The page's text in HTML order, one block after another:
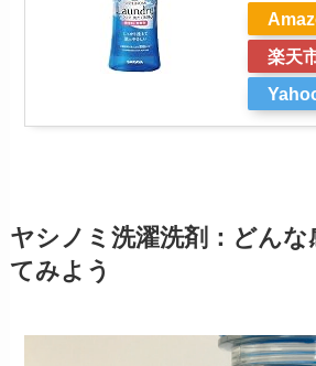
楽天
ヤシノミ洗濯洗剤：どんな
てみよう